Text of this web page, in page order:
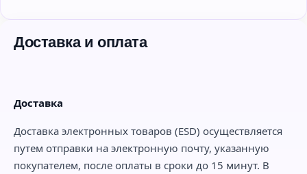
Доставка и оплата
Доставка
Доставка электронных товаров (ESD) осуществляется
путем отправки на электронную почту, указанную
покупателем, после оплаты в сроки до 15 минут. В